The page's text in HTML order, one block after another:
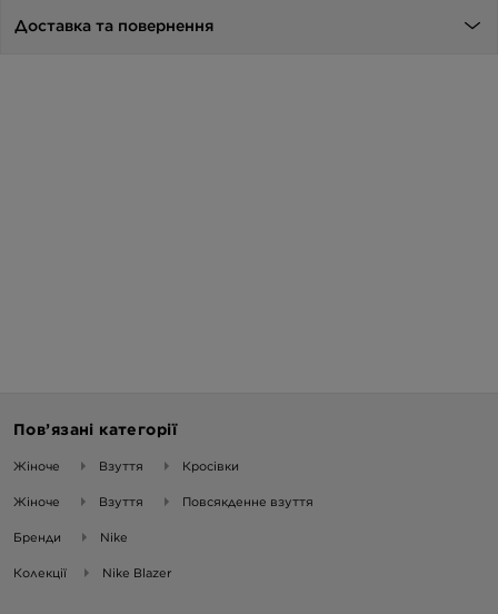
Доставка та повернення
Пов’язані категорії
Жіноче Взуття Кросівки
Жіноче Взуття Повсякденне взуття
Бренди Nike
Колекції Nike Blazer